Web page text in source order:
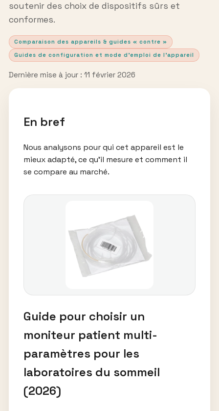
soutenir des choix de dispositifs sûrs et
conformes.
Comparaison des appareils & guides « contre »
Guides de configuration et mode d’emploi de l’appareil
Dernière mise à jour : 11 février 2026
En bref
Nous analysons pour qui cet appareil est le
mieux adapté, ce qu’il mesure et comment il
se compare au marché.
Guide pour choisir un
moniteur patient multi-
paramètres pour les
laboratoires du sommeil
(2026)